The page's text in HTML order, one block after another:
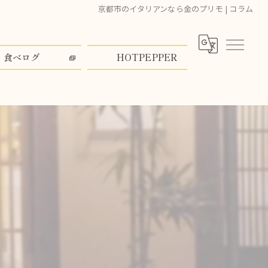
京都市のイタリアンなら金のプリモ | コラム
食べログ HOTPEPPER